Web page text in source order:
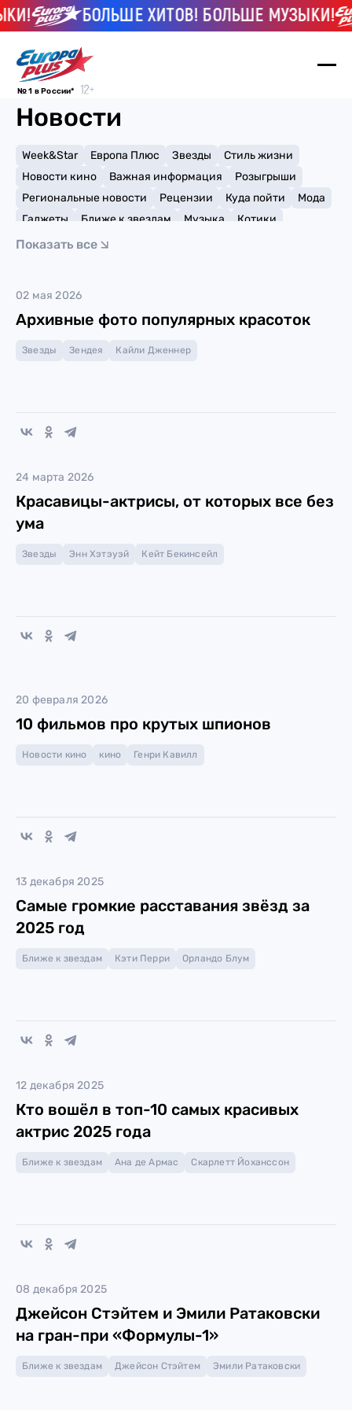
БОЛЬШЕ ХИТОВ! БОЛЬШЕ МУЗЫКИ!
№ 1 в России*
Новости
Week&Star Европа Плюс Звезды
Стиль жизни
Новости кино
Важная информация
Розыгрыши
Региональные новости
Рецензии Куда пойти
Мода
Гаджеты
Ближе к звездам Музыка
Котики
Мемы и тренды
Показать все
02 мая 2026
Архивные фото популярных красоток
Звезды Зендея Кайли Дженнер
24 марта 2026
Красавицы-актрисы, от которых все без
ума
Звезды Энн Хэтэуэй Кейт Бекинсейл
20 февраля 2026
10 фильмов про крутых шпионов
Новости кино кино Генри Кавилл
13 декабря 2025
Самые громкие расставания звёзд за
2025 год
Ближе к звездам Кэти Перри Орландо Блум
12 декабря 2025
Кто вошёл в топ-10 самых красивых
актрис 2025 года
Ближе к звездам Ана де Армас Скарлетт Йоханссон
08 декабря 2025
Джейсон Стэйтем и Эмили Ратаковски
на гран-при «Формулы-1»
Ближе к звездам Джейсон Стэйтем Эмили Ратаковски